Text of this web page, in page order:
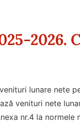
2026.
lunare nete
venituri nete
nr.4 la